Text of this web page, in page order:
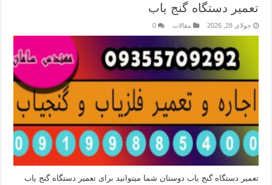
تعمیر دستگاه گنج یاب
جولای 28, 2026 مقالات 0
تعمیر دستگاه گنج یاب دوستان شما میتوانید برای تعمیر دستگاه گنج یاب